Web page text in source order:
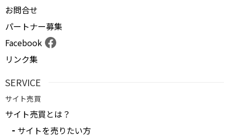
お問合せ
パートナー募集
Facebook
リンク集
SERVICE
サイト売買
サイト売買とは？
サイトを売りたい方